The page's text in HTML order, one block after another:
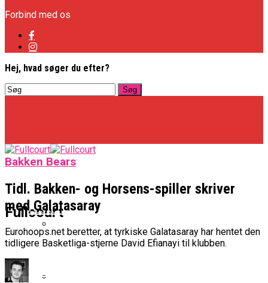
Forbind med os
Hej, hvad søger du efter?
Fullcourt
Basketligaen
Officielt: Vejen Gafler Dansker Hos Rabbits
NBA
Bakken Bears
Tidl. Bakken- og Horsens-spiller skriver
med Galatasaray
Eurohoops.net beretter, at tyrkiske Galatasaray har hentet den
tidligere Basketliga-stjerne David Efianayi til klubben.